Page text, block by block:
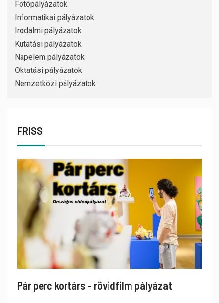
Fotópályázatok
Informatikai pályázatok
Irodalmi pályázatok
Kutatási pályázatok
Napelem pályázatok
Oktatási pályázatok
Nemzetközi pályázatok
FRISS
Pár perc kortárs – rövidfilm pályázat